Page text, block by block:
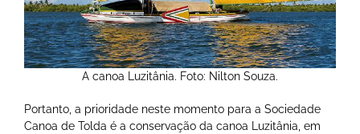
A canoa Luzitânia. Foto: Nilton Souza.
Portanto, a prioridade neste momento para a Sociedade
Canoa de Tolda é a conservação da canoa Luzitânia, em